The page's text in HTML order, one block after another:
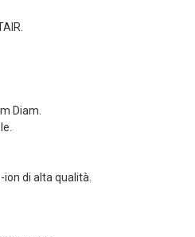
Diam.
di alta qualità.